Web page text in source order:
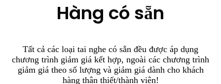
Hàng có sẵn
Tất cả các loại tai nghe có sẵn đều được áp dụng
chương trình giảm giá kết hợp, ngoài các chương trình
giảm giá theo số lượng và giảm giá dành cho khách
hàng thân thiết/thành viên!